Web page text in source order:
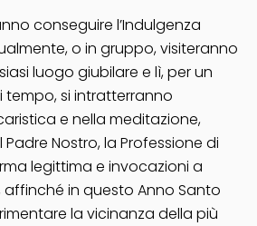
conseguire l’Indulgenza
o in gruppo, visiteranno
luogo giubilare e lì, per un
si intratterranno
e nella meditazione,
Nostro, la Professione di
legittima e invocazioni a
affinché in questo Anno Santo
la vicinanza della più